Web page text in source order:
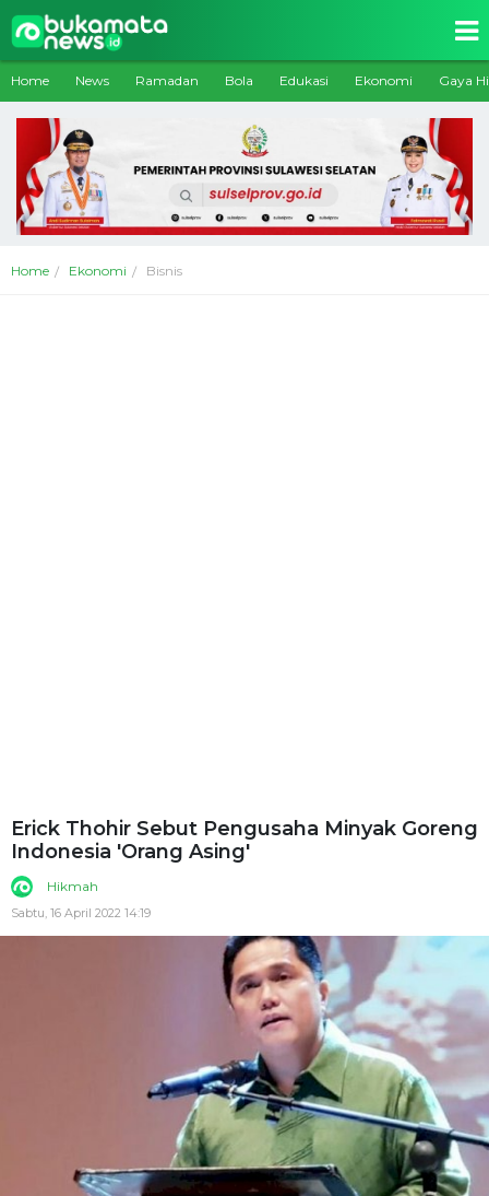
Home News Ramadan Bola Edukasi Ekonomi Gaya
Home Ekonomi Bisnis
Erick Thohir Sebut Pengusaha Minyak Goreng
Indonesia 'Orang Asing'
Hikmah
Sabtu, 16 April 2022 14:19